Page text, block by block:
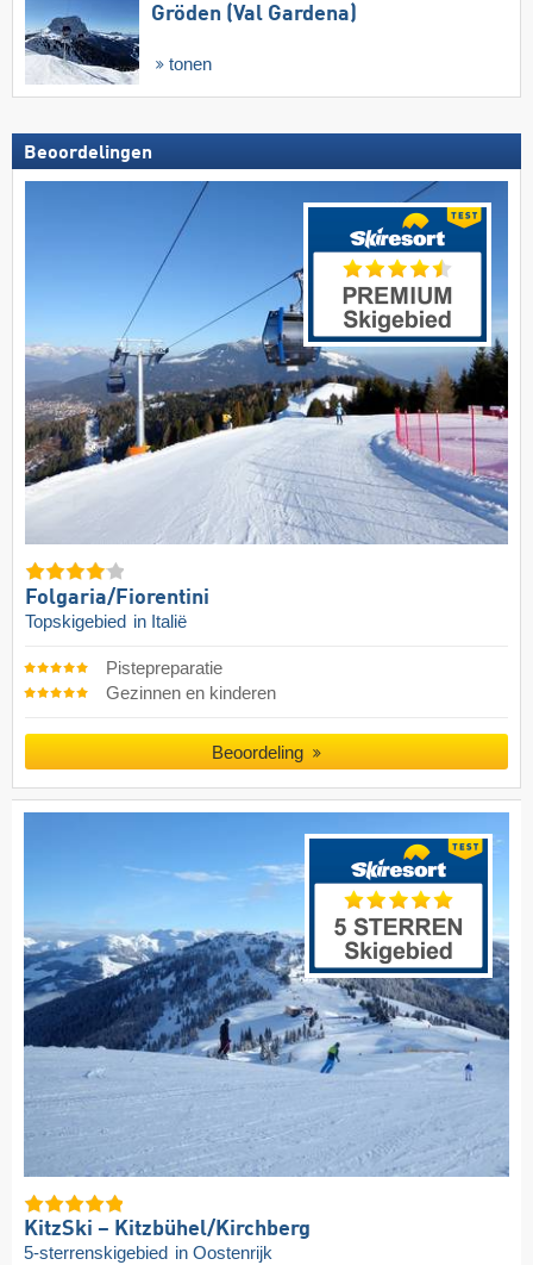
Gröden (Val Gardena)
tonen
Beoordelingen
Folgaria/​Fiorentini
Topskigebied in Italië
Pistepreparatie
Gezinnen en kinderen
Beoordeling
KitzSki – Kitzbühel/​Kirchberg
5-sterrenskigebied in Oostenrijk